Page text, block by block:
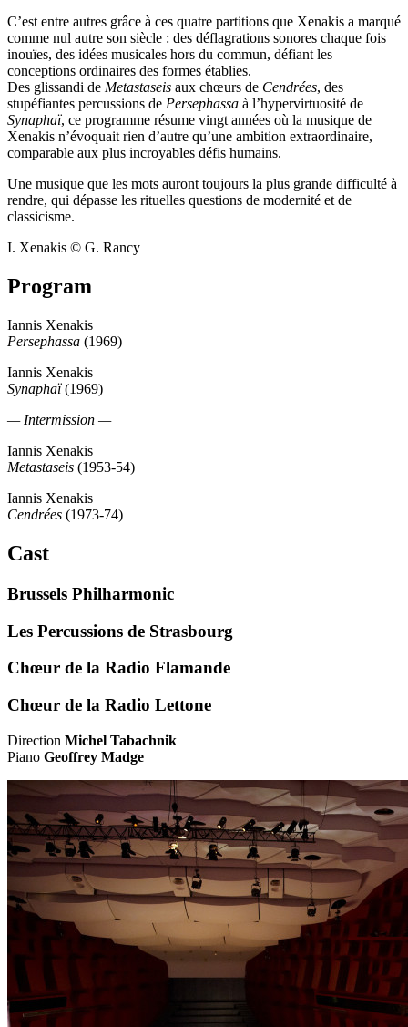
C’est entre autres grâce à ces quatre partitions que Xenakis a marqué
comme nul autre son siècle : des déflagrations sonores chaque fois
inouïes, des idées musicales hors du commun, défiant les
conceptions ordinaires des formes établies.
Des glissandi de Metastaseis aux chœurs de Cendrées, des
stupéfiantes percussions de Persephassa à l’hypervirtuosité de
Synaphaï, ce programme résume vingt années où la musique de
Xenakis n’évoquait rien d’autre qu’une ambition extraordinaire,
comparable aux plus incroyables défis humains.
Une musique que les mots auront toujours la plus grande difficulté à
rendre, qui dépasse les rituelles questions de modernité et de
classicisme.
I. Xenakis © G. Rancy
Program
Iannis Xenakis
Persephassa (1969)
Iannis Xenakis
Synaphaï(1969)
— Intermission —
Iannis Xenakis
Metastaseis (1953-54)
Iannis Xenakis
Cendrées (1973-74)
Cast
Brussels Philharmonic
Les Percussions de Strasbourg
Chœur de la Radio Flamande
Chœur de la Radio Lettone
Direction Michel Tabachnik
Piano Geoffrey Madge